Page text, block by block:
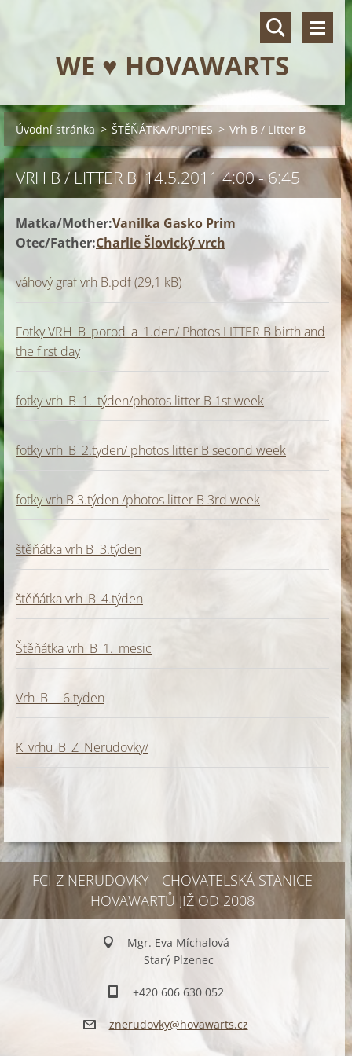
WE ♥ HOVAWARTS
Úvodní stránka > ŠTĚŇÁTKA/PUPPIES > Vrh B / Litter B
VRH B / LITTER B 14.5.2011 4:00 - 6:45
Matka/Mother:Vanilka Gasko Prim
Otec/Father:Charlie Šlovický vrch
váhový graf vrh B.pdf (29,1 kB)
Fotky VRH_B_porod_a_1.den/ Photos LITTER B birth and
the first day
fotky vrh_B_1._týden/photos litter B 1st week
fotky vrh_B_2.tyden/ photos litter B second week
fotky vrh B 3.týden /photos litter B 3rd week
štěňátka vrh B 3.týden
štěňátka vrh_B_4.týden
Štěňátka vrh_B_1._mesic
Vrh_B_-_6.tyden
K_vrhu_B_Z_Nerudovky/
FCI Z NERUDOVKY - CHOVATELSKÁ STANICE
HOVAWARTŮ JIŽ OD 2008
Mgr. Eva Míchalová
Starý Plzenec
+420 606 630 052
znerudovky@hovawarts.cz